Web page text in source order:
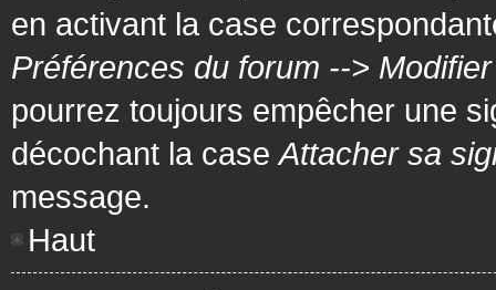
en activant la case
Préférences du forum -->
pourrez toujours empêcher une
décochant la caseAttacher sa
message.
Haut